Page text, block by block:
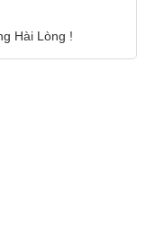
Hài Lòng !